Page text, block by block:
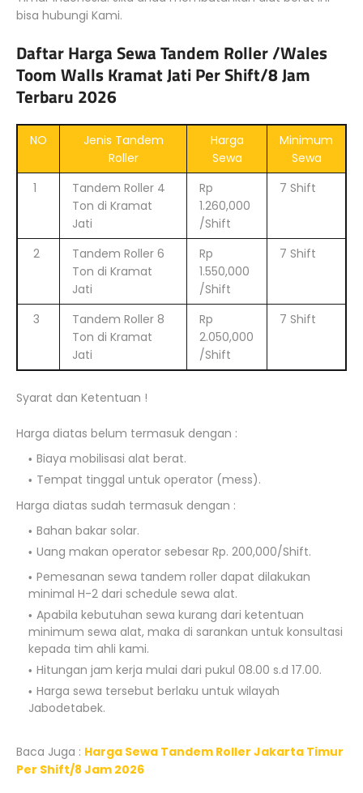
bisa hubungi Kami.
Daftar Harga Sewa Tandem Roller /Wales
Toom Walls Kramat Jati Per Shift/8 Jam
Terbaru 2026
NO
Jenis Tandem
Roller
Harga
Sewa
Minimum
Sewa
1
Tandem Roller 4
Ton di Kramat
Jati
Rp
1.260,000
/Shift
7 Shift
2
Tandem Roller 6
Ton di Kramat
Jati
Rp
1.550,000
/Shift
7 Shift
3
Tandem Roller 8
Ton di Kramat
Jati
Rp
2.050,000
/Shift
7 Shift
Syarat dan Ketentuan !
Harga diatas belum termasuk dengan :
Biaya mobilisasi alat berat.
Tempat tinggal untuk operator (mess).
Harga diatas sudah termasuk dengan :
Bahan bakar solar.
Uang makan operator sebesar Rp. 200,000/Shift.
Pemesanan sewa tandem roller dapat dilakukan
minimal H-2 dari schedule sewa alat.
Apabila kebutuhan sewa kurang dari ketentuan
minimum sewa alat, maka di sarankan untuk konsultasi
kepada tim ahli kami.
Hitungan jam kerja mulai dari pukul 08.00 s.d 17.00.
Harga sewa tersebut berlaku untuk wilayah
Jabodetabek.
Baca Juga : Harga Sewa Tandem Roller Jakarta Timur
Per Shift/8 Jam 2026